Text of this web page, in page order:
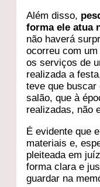
Além disso,
forma ele atua
não haverá
ocorreu com
os serviços de
realizada a
teve que
salão, que à
realizadas, não
É evidente que
materiais e,
pleiteada em
forma clara e
guardar na